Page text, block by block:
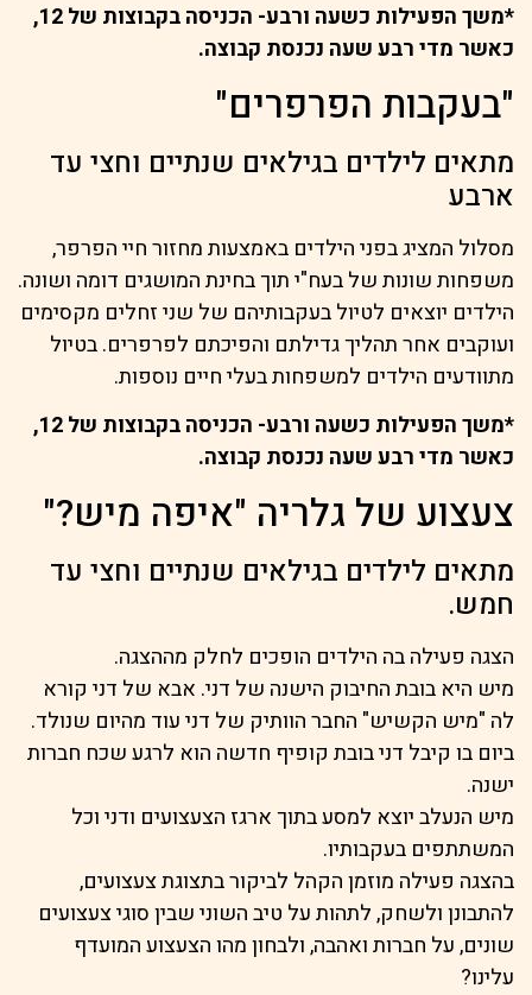
*משך הפעילות כשעה ורבע- הכניסה בקבוצות של 12,
כאשר מדי רבע שעה נכנסת קבוצה.
"בעקבות הפרפרים"
מתאים לילדים בגילאים שנתיים וחצי עד
ארבע
מסלול המציג בפני הילדים באמצעות מחזור חיי הפרפר,
משפחות שונות של בעח"י תוך בחינת המושגים דומה ושונה.
הילדים יוצאים לטיול בעקבותיהם של שני זחלים מקסימים
ועוקבים אחר תהליך גדילתם והפיכתם לפרפרים. בטיול
מתוודעים הילדים למשפחות בעלי חיים נוספות.
*משך הפעילות כשעה ורבע- הכניסה בקבוצות של 12,
כאשר מדי רבע שעה נכנסת קבוצה.
צעצוע של גלריה "איפה מיש?"
מתאים לילדים בגילאים שנתיים וחצי עד
חמש.
הצגה פעילה בה הילדים הופכים לחלק מההצגה.
מיש היא בובת החיבוק הישנה של דני. אבא של דני קורא
לה "מיש הקשיש" החבר הוותיק של דני עוד מהיום שנולד.
ביום בו קיבל דני בובת קופיף חדשה הוא לרגע שכח חברות
ישנה.
מיש הנעלב יוצא למסע בתוך ארגז הצעצועים ודני וכל
המשתתפים בעקבותיו.
בהצגה פעילה מוזמן הקהל לביקור בתצוגת צעצועים,
להתבונן ולשחק, לתהות על טיב השוני שבין סוגי צעצועים
שונים, על חברות ואהבה, ולבחון מהו הצעצוע המועדף
עלינו?